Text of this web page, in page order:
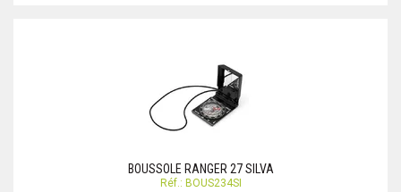
BOUSSOLE RANGER 27 SILVA
Réf.: BOUS234SI